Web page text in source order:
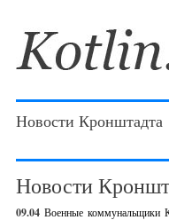
Новости Кронштадта
Новости
09.04 Военные коммунальщики